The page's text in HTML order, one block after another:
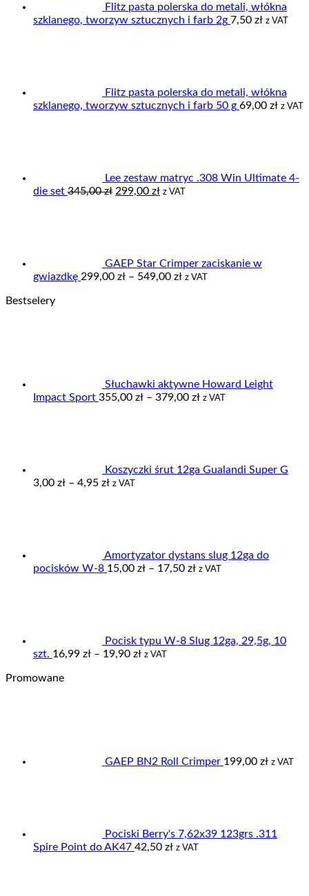
Flitz pasta polerska do metali, włókna
szklanego, tworzyw sztucznych i farb 2g 7,50 zł z VAT
Flitz pasta polerska do metali, włókna
szklanego, tworzyw sztucznych i farb 50 g 69,00 zł z VAT
Lee zestaw matryc .308 Win Ultimate 4-
die set 345,00zł Pierwotna
299,00 złAktualna
z VAT
GAEP Star Crimper zaciskanie w
gwiazdkę 299,00 zł – 549,00 złZakres
z VAT
Bestselery
Słuchawki aktywne Howard Leight
Impact Sport 355,00 zł – 379,00 złZakres
z VAT
Koszyczki śrut 12ga Gualandi Super G
3,00 zł – 4,95 złZakres
z VAT
Amortyzator dystans slug 12ga do
pocisków W-8 15,00 zł – 17,50 złZakres
z VAT
Pocisk typu W-8 Slug 12ga, 29,5g, 10
szt. 16,99 zł – 19,90 złZakres
z VAT
Promowane
GAEP BN2 Roll Crimper 199,00 zł z VAT
Pociski Berry's 7,62x39 123grs .311
Spire Point do AK47 42,50 zł z VAT